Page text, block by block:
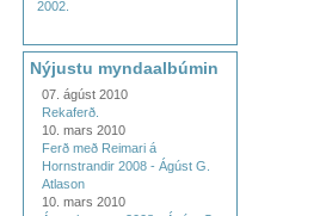
Nýjustu myndaalbúmin
07. ágúst 2010
Rekaferð.
10. mars 2010
Ferð með Reimari á
Hornstrandir 2008 - Ágúst G.
Atlason
10. mars 2010